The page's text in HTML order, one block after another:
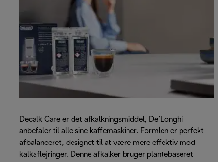
Decalk Care er det afkalkningsmiddel, De’Longhi
anbefaler til alle sine kaffemaskiner. Formlen er perfekt
afbalanceret, designet til at være mere effektiv mod
kalkaflejringer. Denne afkalker bruger plantebaseret